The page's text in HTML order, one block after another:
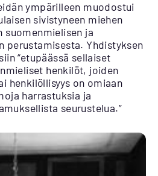
ympärilleen muodostui
sivistyneen miehen
suomenmielisen ja
perustamisesta. Yhdistyksen
“etupäässä sellaiset
henkilöt, joiden
henkilöllisyys on omiaan
harrastuksia ja
seurustelua.”